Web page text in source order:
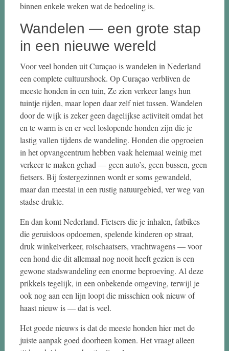
binnen enkele weken wat de bedoeling is.
Wandelen — een grote stap
in een nieuwe wereld
Voor veel honden uit Curaçao is wandelen in Nederland
een complete cultuurshock. Op Curaçao verbliven de
meeste honden in een tuin, Ze zien verkeer langs hun
tuintje rijden, maar lopen daar zelf niet tussen. Wandelen
door de wijk is zeker geen dagelijkse activiteit omdat het
en te warm is en er veel loslopende honden zijn die je
lastig vallen tijdens de wandeling. Honden die opgroeien
in het opvangcentrum hebben vaak helemaal weinig met
verkeer te maken gehad — geen auto’s, geen bussen, geen
fietsers. Bij fostergezinnen wordt er soms gewandeld,
maar dan meestal in een rustig natuurgebied, ver weg van
stadse drukte.
En dan komt Nederland. Fietsers die je inhalen, fatbikes
die geruisloos opdoemen, spelende kinderen op straat,
druk winkelverkeer, rolschaatsers, vrachtwagens — voor
een hond die dit allemaal nog nooit heeft gezien is een
gewone stadswandeling een enorme beproeving. Al deze
prikkels tegelijk, in een onbekende omgeving, terwijl je
ook nog aan een lijn loopt die misschien ook nieuw of
haast nieuw is — dat is veel.
Het goede nieuws is dat de meeste honden hier met de
juiste aanpak goed doorheen komen. Het vraagt alleen